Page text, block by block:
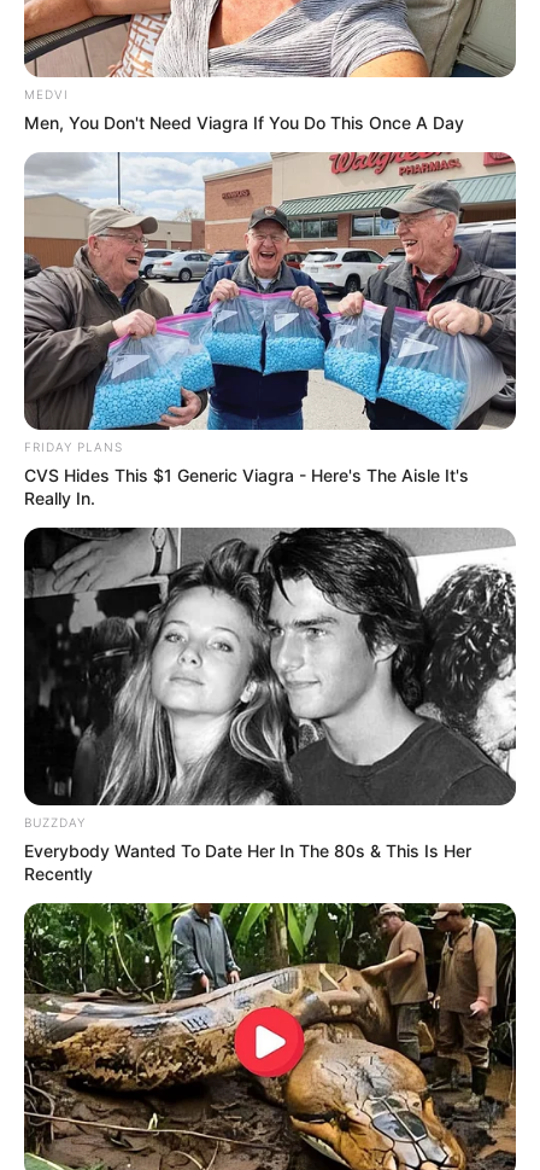
✳️STF suspende julgamento que pode mudar a Aposentadoria de
servidores
Samuel Camêlo
Fonte:JASB - Jornal dos Agentes de Saúde do Brasil
www.jasb.com.br.
Edição Geral: JASB.
Encaminhamento de denúncia ao JASB: Acesse aqui.
-ad9
O jornalismo do JASB.com.br precisa de você para continuar
marcando ponto na vida das pessoas.Compartilhe as nossas
notícias em suas redes sociais!
MEDVI
Men, You Don't Need Viagra If You Do This Once A Day
FRIDAY PLANS
CVS Hides This $1 Generic Viagra - Here's The Aisle It's
Really In.
BUZZDAY
Everybody Wanted To Date Her In The 80s & This Is Her
Recently